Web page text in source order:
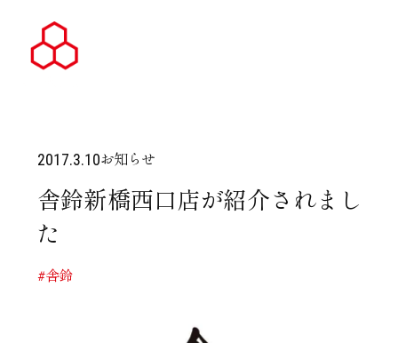
2017.3.10お知らせ
舎鈴新橋西口店が紹介されまし
た
#舎鈴